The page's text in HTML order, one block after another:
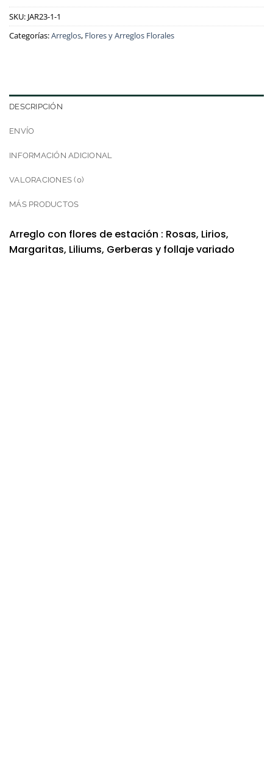
SKU: JAR23-1-1
Categorías:Arreglos, Flores y Arreglos Florales
DESCRIPCIÓN
ENVÍO
INFORMACIÓN ADICIONAL
VALORACIONES (0)
MÁS PRODUCTOS
Arreglo con flores de estación : Rosas, Lirios,
Margaritas, Liliums, Gerberas y follaje variado